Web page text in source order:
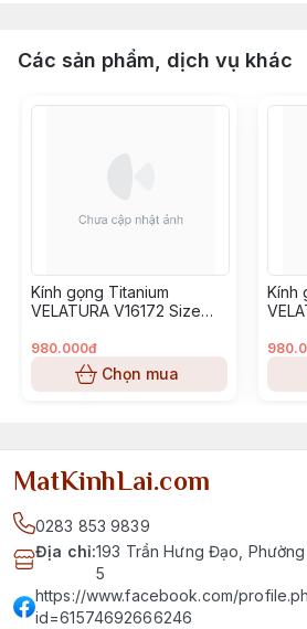
Các sản phẩm, dịch vụ khác
Kính gọng Titanium
VELATURA V16172 Size
980.000đ
Chọn mua
Kính
MatKinhLai.com
0283 853 9839
Địa chỉ:193 Trần Hưng Đạo,
5
https://www.facebook.com/
id=61574692666246